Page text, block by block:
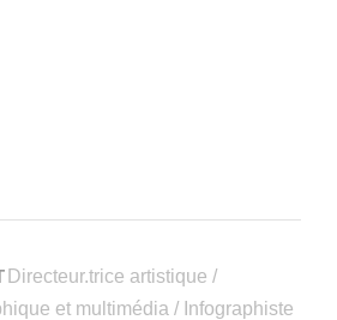
Directeur.trice artistique /
et multimédia / Infographiste